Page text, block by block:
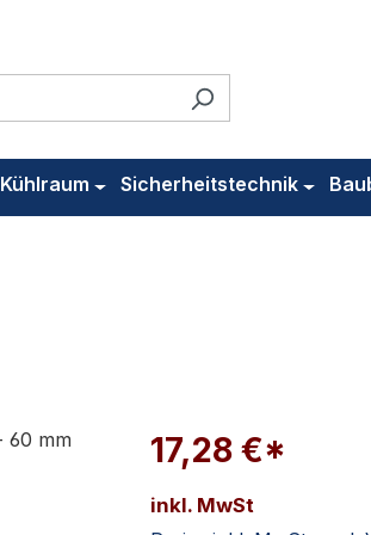
Kühlraum Sicherheitstechnik
17,28 €*
inkl. MwSt